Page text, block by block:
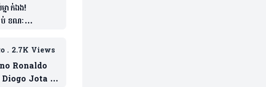
ាក់ឯង!
ខណៈ
. 2.7K Views
Ronaldo
Jota !